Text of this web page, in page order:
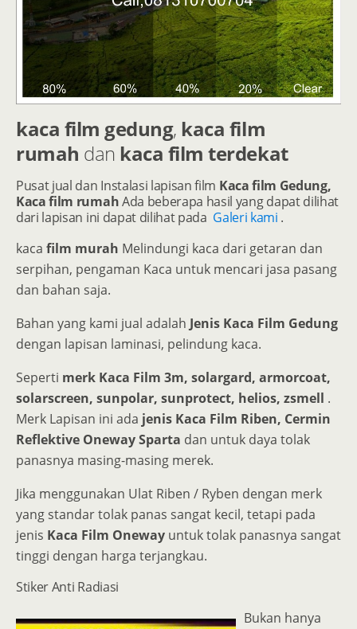
kaca film gedung, kaca film
rumah dan kaca film terdekat
Pusat jual dan Instalasi lapisan film Kaca film Gedung,
Kaca film rumahAda beberapa hasil yang dapat dilihat
dari lapisan ini dapat dilihat pada Galeri kami .
kaca film murah Melindungi kaca dari getaran dan
serpihan, pengaman Kaca untuk mencari jasa pasang
dan bahan saja.
Bahan yang kami jual adalah Jenis Kaca Film Gedung
dengan lapisan laminasi, pelindung kaca.
Seperti merk Kaca Film 3m, solargard, armorcoat,
solarscreen, sunpolar, sunprotect, helios, zsmell .
Merk Lapisan ini ada jenis Kaca Film Riben, Cermin
Reflektive Oneway Sparta dan untuk daya tolak
panasnya masing-masing merek.
Jika menggunakan Ulat Riben / Ryben dengan merk
yang standar tolak panas sangat kecil, tetapi pada
jenis Kaca Film Oneway untuk tolak panasnya sangat
tinggi dengan harga terjangkau.
Stiker Anti Radiasi
Bukan hanya